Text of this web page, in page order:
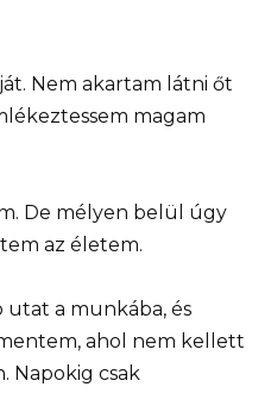
Nem akartam látni őt
magam
De mélyen belül úgy
az életem.
utat a munkába, és
ahol nem kellett
Napokig csak